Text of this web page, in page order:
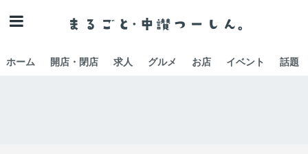
ホーム 開店・閉店 求人 グルメ お店 イベント 話題